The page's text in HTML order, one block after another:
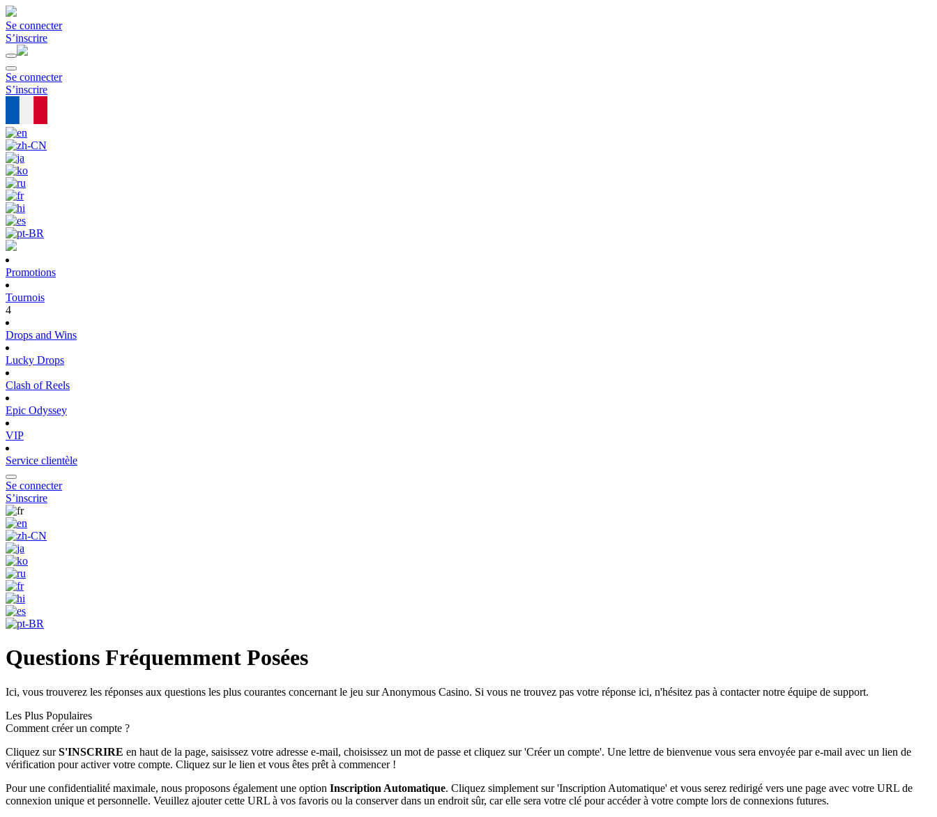
Se connecter
S’inscrire
Se connecter
S’inscrire
Promotions
Tournois
4
Drops and Wins
Lucky Drops
Clash of Reels
Epic Odyssey
VIP
Service clientèle
Se connecter
S’inscrire
Questions Fréquemment Posées
Ici, vous trouverez les réponses aux questions les plus courantes concernant le jeu sur Anonymous Casino. Si vous ne trouvez pas votre réponse ici, n'hésitez pas à contacter notre équipe de support.
Les Plus Populaires
Comment créer un compte ?
Cliquez surS'INSCRIRE en haut de la page, saisissez votre adresse e-mail, choisissez un mot de passe et cliquez sur 'Créer un compte'. Une lettre de bienvenue vous sera envoyée par e-mail avec un lien de
vérification pour activer votre compte. Cliquez sur le lien et vous êtes prêt à commencer !
Pour une confidentialité maximale, nous proposons également une option Inscription Automatique. Cliquez simplement sur 'Inscription Automatique' et vous serez redirigé vers une page avec votre URL de
connexion unique et personnelle. Veuillez ajouter cette URL à vos favoris ou la conserver dans un endroit sûr, car elle sera votre clé pour accéder à votre compte lors de connexions futures.